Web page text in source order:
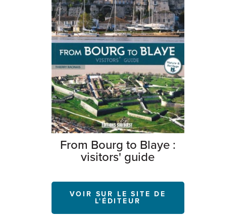
From Bourg to Blaye :
visitors' guide
VOIR SUR LE SITE DE
L'ÉDITEUR